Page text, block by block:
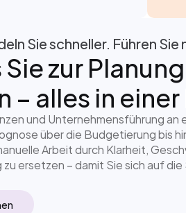
Sie schneller. Führen
zur
– alles in
und Unternehmensführung
über die Budgetierung bis
Arbeit durch Klarheit,
ersetzen – damit Sie sich auf